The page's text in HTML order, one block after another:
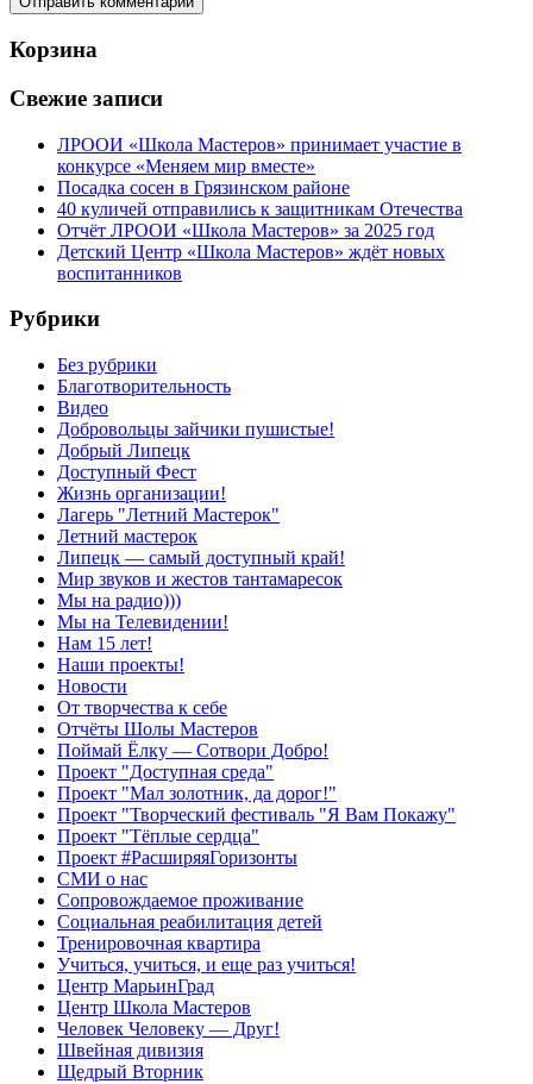
Корзина
Свежие записи
ЛРООИ «Школа Мастеров» принимает участие в
конкурсе «Меняем мир вместе»
Посадка сосен в Грязинском районе
40 куличей отправились к защитникам Отечества
Отчёт ЛРООИ «Школа Мастеров» за 2025 год
Детский Центр «Школа Мастеров» ждёт новых
воспитанников
Рубрики
Без рубрики
Благотворительность
Видео
Добровольцы зайчики пушистые!
Добрый Липецк
Доступный Фест
Жизнь организации!
Лагерь "Летний Мастерок"
Летний мастерок
Липецк — самый доступный край!
Мир звуков и жестов тантамаресок
Мы на радио)))
Мы на Телевидении!
Нам 15 лет!
Наши проекты!
Новости
От творчества к себе
Отчёты Шолы Мастеров
Поймай Ёлку — Сотвори Добро!
Проект "Доступная среда"
Проект "Мал золотник, да дорог!"
Проект "Творческий фестиваль "Я Вам Покажу"
Проект "Тёплые сердца"
Проект #РасширяяГоризонты
СМИ о нас
Сопровождаемое проживание
Социальная реабилитация детей
Тренировочная квартира
Учиться, учиться, и еще раз учиться!
Центр МарьинГрад
Центр Школа Мастеров
Человек Человеку — Друг!
Швейная дивизия
Щедрый Вторник